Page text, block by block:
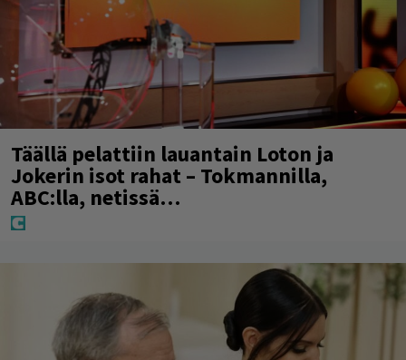
Täällä pelattiin lauantain Loton ja
Jokerin isot rahat – Tokmannilla,
ABC:lla, netissä…